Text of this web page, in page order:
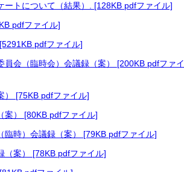
ートについて（結果）. [128KB pdfファイル]
pdfファイル]
pdfファイル]
員会（臨時会）会議録（案） [200KB pdfファイ
） [75KB pdfファイル]
案） [80KB pdfファイル]
臨時）会議録（案） [79KB pdfファイル]
（案） [78KB pdfファイル]